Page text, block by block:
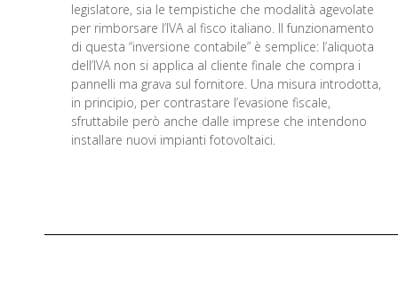
legislatore, sia le tempistiche che modalità agevolate
per rimborsare l’IVA al fisco italiano. Il funzionamento
di questa “inversione contabile” è semplice: l’aliquota
dell’IVA non si applica al cliente finale che compra i
pannelli ma grava sul fornitore. Una misura introdotta,
in principio, per contrastare l’evasione fiscale,
sfruttabile però anche dalle imprese che intendono
installare nuovi impianti fotovoltaici.